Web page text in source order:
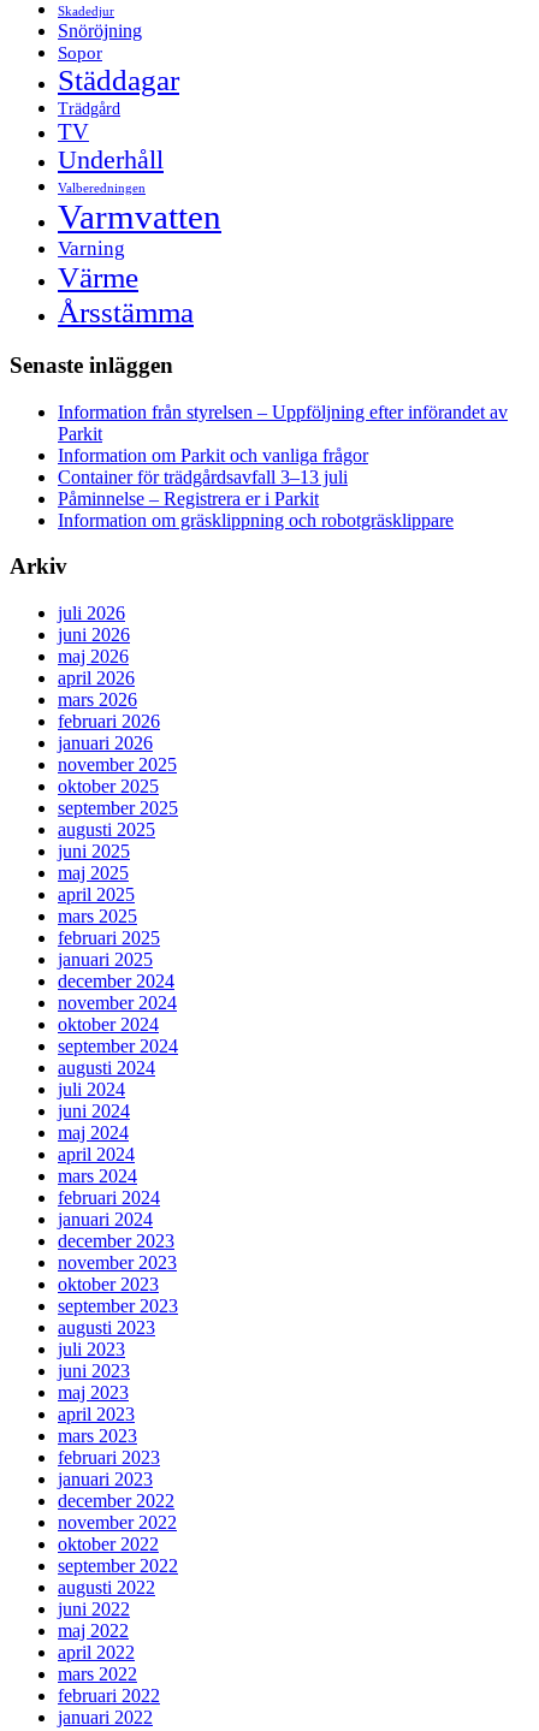
Skadedjur
Snöröjning
Sopor
Städdagar
Trädgård
TV
Underhåll
Valberedningen
Varmvatten
Varning
Värme
Årsstämma
Senaste inläggen
Information från styrelsen – Uppföljning efter införandet av
Parkit
Information om Parkit och vanliga frågor
Container för trädgårdsavfall 3–13 juli
Påminnelse – Registrera er i Parkit
Information om gräsklippning och robotgräsklippare
Arkiv
juli 2026
juni 2026
maj 2026
april 2026
mars 2026
februari 2026
januari 2026
november 2025
oktober 2025
september 2025
augusti 2025
juni 2025
maj 2025
april 2025
mars 2025
februari 2025
januari 2025
december 2024
november 2024
oktober 2024
september 2024
augusti 2024
juli 2024
juni 2024
maj 2024
april 2024
mars 2024
februari 2024
januari 2024
december 2023
november 2023
oktober 2023
september 2023
augusti 2023
juli 2023
juni 2023
maj 2023
april 2023
mars 2023
februari 2023
januari 2023
december 2022
november 2022
oktober 2022
september 2022
augusti 2022
juni 2022
maj 2022
april 2022
mars 2022
februari 2022
januari 2022